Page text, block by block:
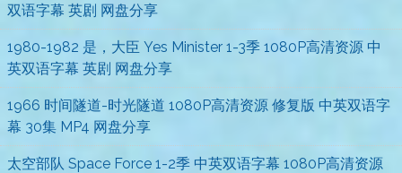
双语字幕 英剧 网盘分享
1980-1982 是，大臣 Yes Minister 1-3季 1080P高清资源 中
英双语字幕 英剧 网盘分享
1966 时间隧道-时光隧道 1080P高清资源 修复版 中英双语字
幕 30集 MP4 网盘分享
太空部队 Space Force 1-2季 中英双语字幕 1080P高清资源